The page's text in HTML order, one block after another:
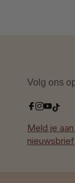
Volg ons
Meld je
nieuwsbrief